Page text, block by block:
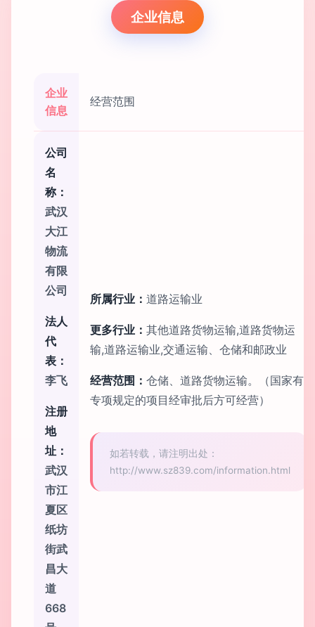
企业信息
企业
信息
经营范围
公司
名
称：
武汉
大江
物流
有限
公司
法人
代
表：
李飞
注册
地
址：
武汉
市江
夏区
纸坊
街武
昌大
道
668
所属行业： 道路运输业
更多行业： 其他道路货物运输,道路货物运
输,道路运输业,交通运输、仓储和邮政业
经营范围： 仓储、道路货物运输。（国家有
专项规定的项目经审批后方可经营）
如若转载，请注明出处：
http://www.sz839.com/information.html